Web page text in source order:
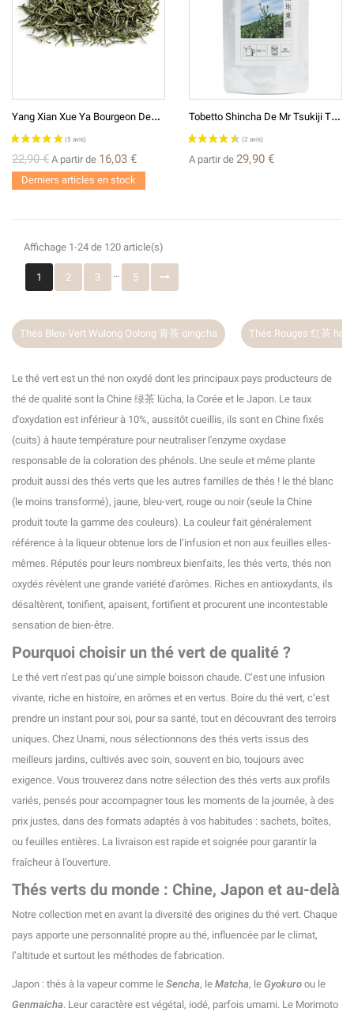
Y
Ang Xian Xue Ya Bourgeon Des Neiges - Thé Vert De Chine
22,90 € A partir de 16,03 €
Derniers articles en stock
T
Obetto Shincha De Mr Tsukiji Thé Vert Japonais D'exception
A partir de 29,90 €
Affichage 1-24 de 120 article(s)
1 2 3 … 5
Thés Rouges 红茶 hongcha (les "noirs" Chinois) Thés Jaunes 黄茶
Le thé vert est un thé non oxydé dont les principaux pays producteurs de
thé de qualité sont la Chine 绿茶 lücha, la Corée et le Japon. Le taux
d'oxydation est inférieur à 10%, aussitôt cueillis, ils sont en Chine fixés
(cuits) à haute température pour neutraliser l'enzyme oxydase
responsable de la coloration des phénols. Une seule et même plante
produit aussi des thés verts que les autres familles de thés ! le thé blanc
(le moins transformé), jaune, bleu-vert, rouge ou noir (seule la Chine
produit toute la gamme des couleurs). La couleur fait généralement
référence à la liqueur obtenue lors de l’infusion et non aux feuilles elles-
mêmes. Réputés pour leurs nombreux bienfaits, les thés verts, thés non
oxydés révèlent une grande variété d'arômes. Riches en antioxydants, ils
désaltèrent, tonifient, apaisent, fortifient et procurent une incontestable
sensation de bien-être.
Pourquoi choisir un thé vert de qualité ?
Le thé vert n’est pas qu’une simple boisson chaude. C’est une infusion
vivante, riche en histoire, en arômes et en vertus. Boire du thé vert, c’est
prendre un instant pour soi, pour sa santé, tout en découvrant des terroirs
uniques. Chez Unami, nous sélectionnons des thés verts issus des
meilleurs jardins, cultivés avec soin, souvent en bio, toujours avec
exigence. Vous trouverez dans notre sélection des thés verts aux profils
variés, pensés pour accompagner tous les moments de la journée, à des
prix justes, dans des formats adaptés à vos habitudes : sachets, boîtes,
ou feuilles entières. La livraison est rapide et soignée pour garantir la
fraîcheur à l’ouverture.
Thés verts du monde : Chine, Japon et au-delà
Notre collection met en avant la diversité des origines du thé vert. Chaque
pays apporte une personnalité propre au thé, influencée par le climat,
l’altitude et surtout les méthodes de fabrication.
Japon : thés à la vapeur comme le Sencha, le Matcha, le Gyokuro ou le
Genmaicha. Leur caractère est végétal, iodé, parfois umami. Le Morimoto